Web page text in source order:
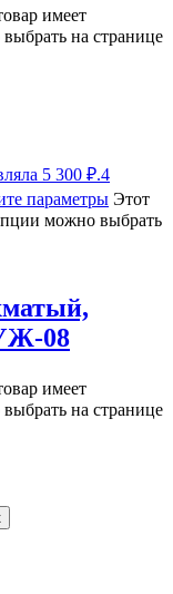
имеет
на странице
5 300 ₽.4
параметры Этот
можно выбрать
08
имеет
на странице